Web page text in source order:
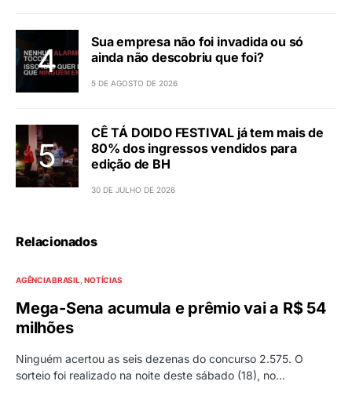
Sua empresa não foi invadida ou só
ainda não descobriu que foi?
5 DE AGOSTO DE 2026
CÊ TÁ DOIDO FESTIVAL já tem mais de
80% dos ingressos vendidos para
edição de BH
30 DE JULHO DE 2026
Relacionados
AGÊNCIA BRASIL NOTÍCIAS
Mega-Sena acumula e prêmio vai a R$ 54
milhões
Ninguém acertou as seis dezenas do concurso 2.575. O
sorteio foi realizado na noite deste sábado (18), no…